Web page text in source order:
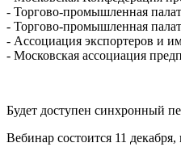
- Торгово-промышленная
- Торгово-промышленная
- Ассоциация экспортеров и
- Московская ассоциация
Будет доступен синхронный
Вебинар состоится 11